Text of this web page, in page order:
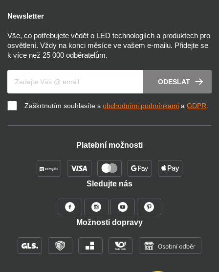
Newsletter
Vše, co potřebujete vědět o LED technologiích a produktech pro
osvětlení. Vždy na konci měsíce ve vašem e-mailu. Přidejte se
k více než 25 000 odběratelům.
ODESLAT
Zaškrtnutím souhlasíte s obchodními podmínkami a GDPR.
Platební možnosti
Sledujte nás
Možnosti dopravy